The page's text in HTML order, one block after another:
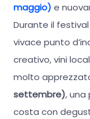
maggio) e
Durante il
vivace punto
creativo, vini
molto
settembre), una
costa con